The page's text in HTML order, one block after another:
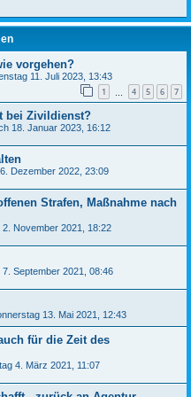
vorgehen?
11. Juli 2023, 13:43
1 4 5 6 7
bei Zivildienst?
18. Januar 2023, 16:12
Dezember 2022, 23:09
Strafen, Maßnahme nach
2. November 2021, 18:22
7. September 2021, 08:46
13. Mai 2021, 12:43
für die Zeit des
4. März 2021, 11:07